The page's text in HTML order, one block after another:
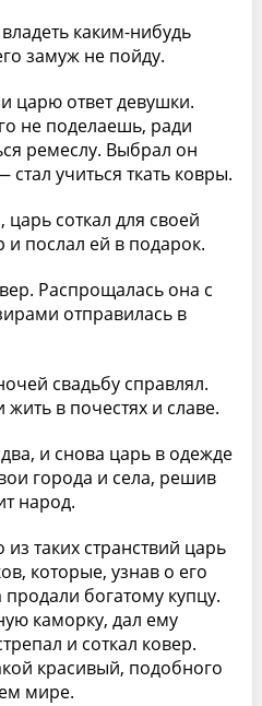
каким-нибудь
замуж не пойду.
царю ответ девушки.
не поделаешь, ради
ремеслу. Выбрал он
учиться ткать ковры.
соткал для своей
и послал ей в подарок.
Распрощалась она с
отправилась в
свадьбу справлял.
в почестях и славе.
и снова царь в одежде
города и села, решив
народ.
таких странствий царь
которые, узнав о его
богатому купцу.
каморку, дал ему
и соткал ковер.
красивый, подобного
мире.